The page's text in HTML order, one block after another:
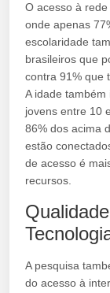
O acesso à
onde apenas
escolaridade
brasileiros que
contra 91% que
A idade
jovens entre 10
86% dos acima
estão
de acesso é
recursos.
A pesquisa
do acesso à